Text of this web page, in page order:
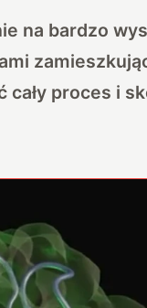
na bardzo
proces i